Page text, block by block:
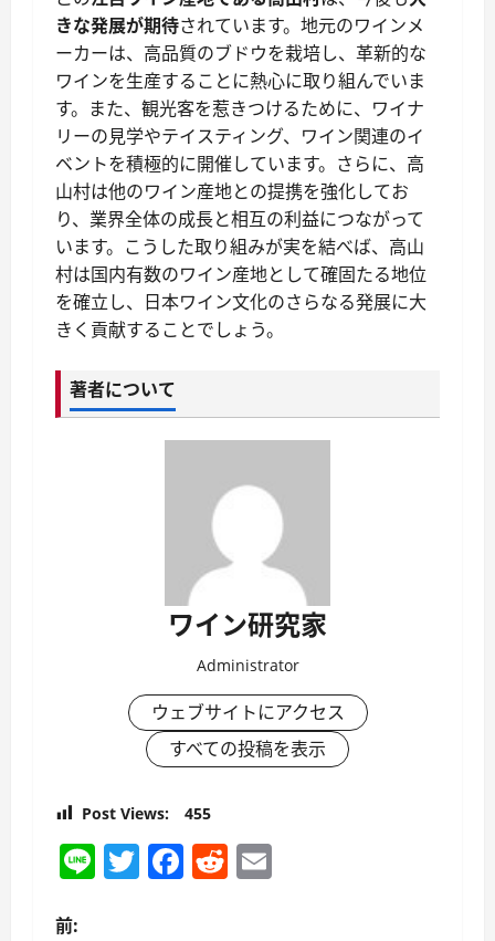
きな発展が期待されています。地元のワインメ
ーカーは、高品質のブドウを栽培し、革新的な
ワインを生産することに熱心に取り組んでいま
す。また、観光客を惹きつけるために、ワイナ
リーの見学やテイスティング、ワイン関連のイ
ベントを積極的に開催しています。さらに、高
山村は他のワイン産地との提携を強化してお
り、業界全体の成長と相互の利益につながって
います。こうした取り組みが実を結べば、高山
村は国内有数のワイン産地として確固たる地位
を確立し、日本ワイン文化のさらなる発展に大
きく貢献することでしょう。
著者について
ワイン研究家
Administrator
ウェブサイトにアクセス
すべての投稿を表示
Post Views: 455
LineTwitter
Facebook
Reddit
前: